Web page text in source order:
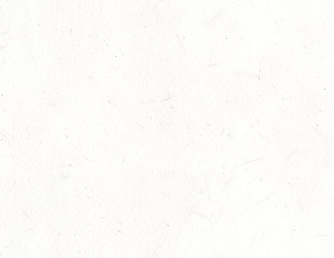
Mai 20th, 2026 No Comments